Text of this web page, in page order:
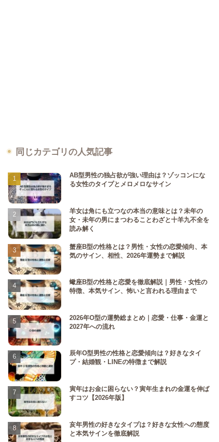
同じカテゴリの人気記事
AB型男性の独占欲が強い理由は？ゾッコンにな
る女性のタイプとメロメロなサイン
羊女は角にも立つなの本当の意味とは？未年の
女・未年の男にまつわることわざと十羊九不全を
読み解く
蟹座B型の性格とは？男性・女性の恋愛傾向、本
気のサイン、相性、2026年運勢まで解説
蠍座B型の性格と恋愛を徹底解説｜男性・女性の
特徴、本気サイン、怖いと言われる理由まで
2026年O型の運勢総まとめ｜恋愛・仕事・金運と
2027年への流れ
辰年O型男性の性格と恋愛傾向は？好きなタイ
プ・結婚観・LINEの特徴まで解説
寅年はお金に困らない？寅年生まれの金運を伸ば
すコツ【2026年版】
亥年男性の好きなタイプは？好きな女性への態度
と本気サインを徹底解説